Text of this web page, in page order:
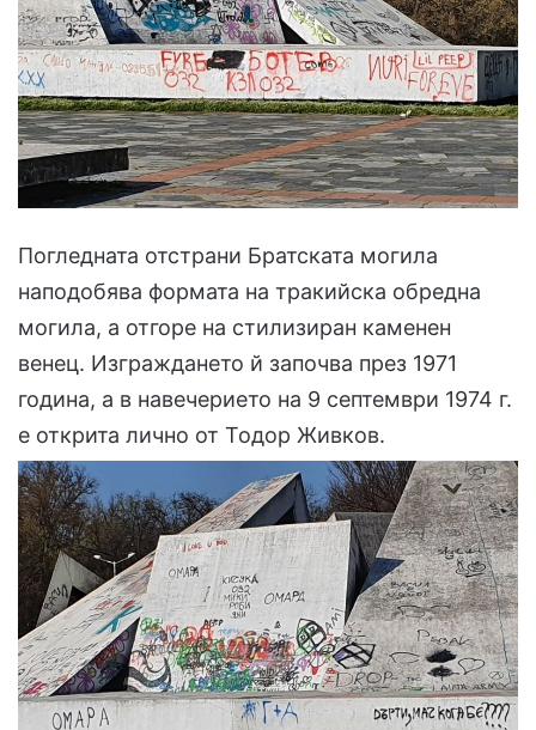
Погледната отстрани Братската могила
наподобява формата на тракийска обредна
могила, а отгоре на стилизиран каменен
венец. Изграждането й започва през 1971
година, а в навечерието на 9 септември 1974 г.
е открита лично от Тодор Живков.